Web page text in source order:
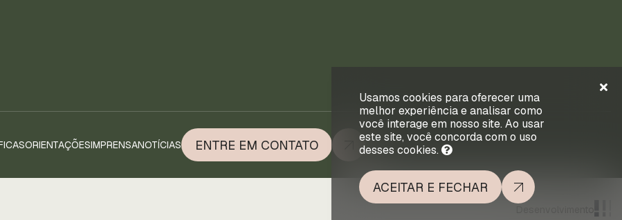
Usamos cookies para oferecer uma
melhor experiência e analisar como
você interage em nosso site. Ao usar
este site, você concorda com o uso
desses cookies.
ACEITAR E FECHAR
ORIENTAÇÕESIMPRENSANOTÍCIAS ENTRE EM CONTATO